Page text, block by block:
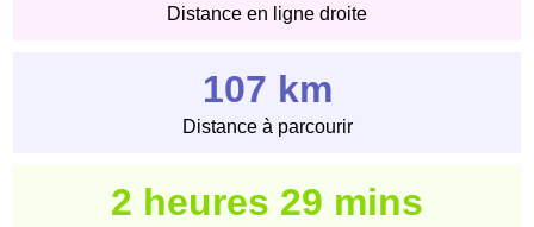
Distance en ligne droite
107 km
Distance à parcourir
2 heures 29 mins